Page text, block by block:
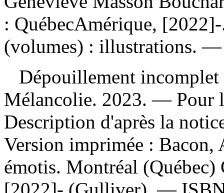
: QuébecAmérique,
(volumes) : illustrations.
Dépouillement
Mélancolie. 2023. — Pour
Description d'après la
Version imprimée : Bacon,
émotis. Montréal (Québec)